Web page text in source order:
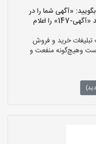
«آگهی شما را در
سایت «کارتن سازی ها» دیده ام و کد «آگهی-147» را اعلام
خرید و فروش
وهیچ‌گونه منفعت و